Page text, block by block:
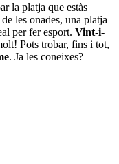
la platja que estàs
les onades, una platja
per fer esport. Vint-i-
Pots trobar, fins i tot,
. Ja les coneixes?